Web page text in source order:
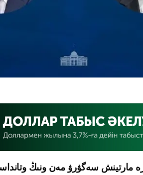
مارتينش سەگۋرۋ مەن ونىڭ